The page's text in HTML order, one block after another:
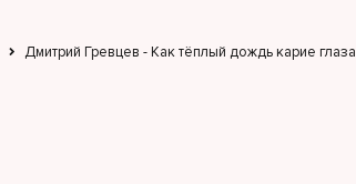
Дмитрий Гревцев - Как тёплый дождь карие глаза